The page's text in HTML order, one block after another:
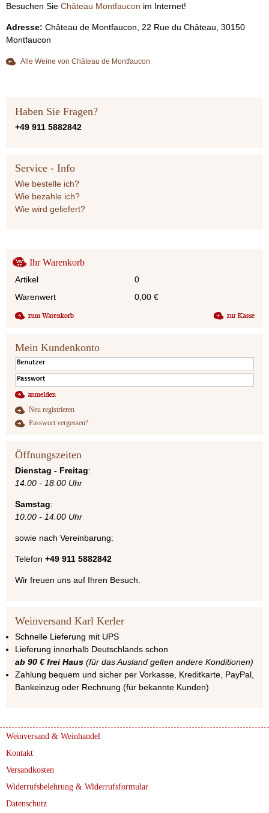
Besuchen Sie Château Montfaucon im Internet!
Adresse: Château de Montfaucon, 22 Rue du Château, 30150
Montfaucon
Alle Weine von Château de Montfaucon
Haben Sie Fragen?
+49 911 5882842
Service - Info
Wie bestelle ich?
Wie bezahle ich?
Wie wird geliefert?
Ihr Warenkorb
Artikel
0
Warenwert
0,00 €
Mein Kundenkonto
Neu registrieren
Passwort vergessen?
Öffnungszeiten
Dienstag - Freitag:
14.00 - 18.00 Uhr
Samstag:
10.00 - 14.00 Uhr
sowie nach Vereinbarung:
Telefon +49 911 5882842
Wir freuen uns auf Ihren Besuch.
Weinversand Karl Kerler
Schnelle Lieferung mit UPS
Lieferung innerhalb Deutschlands schon
ab 90 € frei Haus (für das Ausland gelten andere Konditionen)
Zahlung bequem und sicher per Vorkasse, Kreditkarte, PayPal,
Bankeinzug oder Rechnung (für bekannte Kunden)
Weinversand & Weinhandel
Kontakt
Versandkosten
Widerrufsbelehrung & Widerrufsformular
Datenschutz